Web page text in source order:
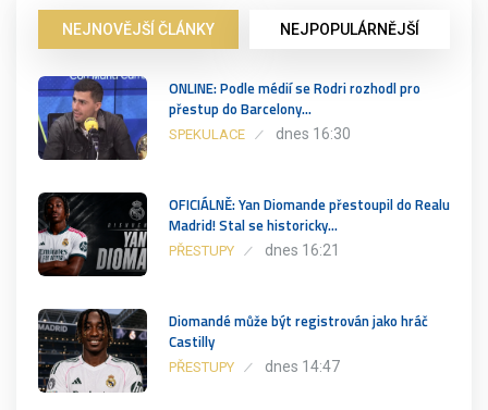
NEJNOVĚJŠÍ ČLÁNKY NEJPOPULÁRNĚJŠÍ
ONLINE: Podle médií se Rodri rozhodl pro
přestup do Barcelony…
SPEKULACE dnes 16:30
OFICIÁLNĚ: Yan Diomande přestoupil do Realu
Madrid! Stal se historicky…
PŘESTUPY dnes 16:21
Diomandé může být registrován jako hráč
Castilly
PŘESTUPY dnes 14:47